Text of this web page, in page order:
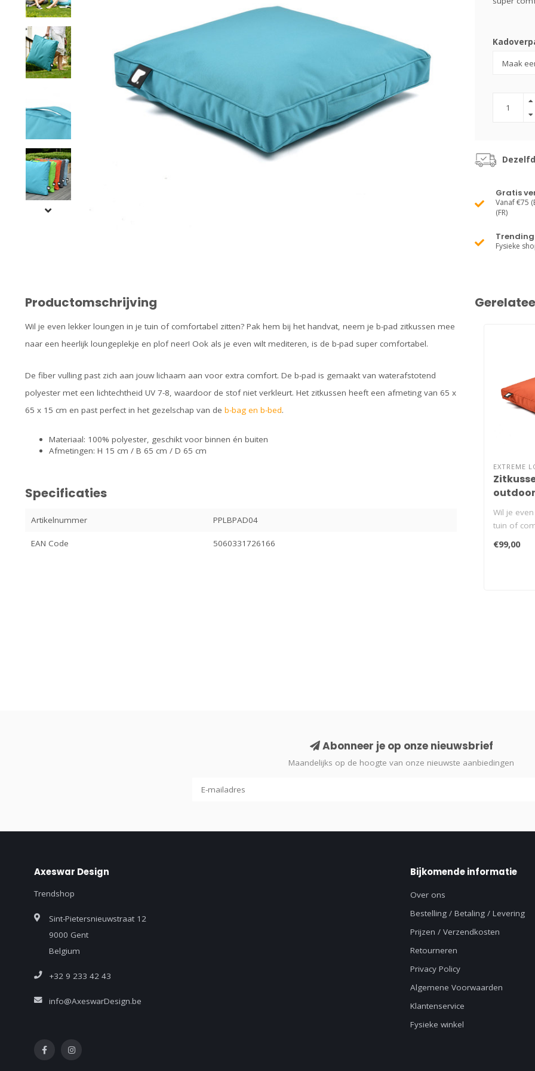
Gratis
Vanaf €75
(FR)
Trending
Fysieke
Productomschrijving
Wil je even lekker loungen in je tuin of comfortabel zitten? Pak hem bij het handvat, neem je b-pad zitkussen mee
naar een heerlijk loungeplekje en plof neer! Ook als je even wilt mediteren, is de b-pad super comfortabel.
De fiber vulling past zich aan jouw lichaam aan voor extra comfort. De b-pad is gemaakt van waterafstotend
polyester met een lichtechtheid UV 7-8, waardoor de stof niet verkleurt. Het zitkussen heeft een afmeting van 65 x
65 x 15 cm en past perfect in het gezelschap van de b-bag en b-bed.
Materiaal: 100% polyester, geschikt voor binnen én buiten
Afmetingen: H 15 cm / B 65 cm / D 65 cm
Specificaties
Artikelnummer PPLBPAD04
EAN Code 5060331726166
EXTREME
Wil je
tuin of
€99,00
Abonneer je op onze nieuwsbrief
Maandelijks op de hoogte van onze nieuwste aanbiedingen
Axeswar Design
Trendshop
Sint-Pietersnieuwstraat 12
9000 Gent
Belgium
+32 9 233 42 43
info@AxeswarDesign.be
Bijkomende informatie
Over ons
Bestelling / Betaling / Levering
Prijzen / Verzendkosten
Retourneren
Privacy Policy
Algemene Voorwaarden
Klantenservice
Fysieke winkel